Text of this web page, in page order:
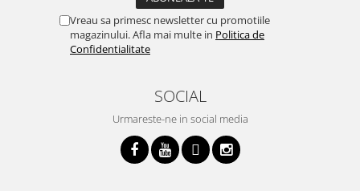
Vreau sa primesc newsletter cu promotiile
magazinului. Afla mai multe in Politica de
Confidentialitate
SOCIAL
Urmareste-ne in social media